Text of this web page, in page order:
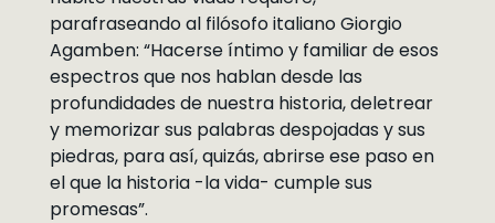
parafraseando al filósofo italiano Giorgio
Agamben: “Hacerse íntimo y familiar de esos
espectros que nos hablan desde las
profundidades de nuestra historia, deletrear
y memorizar sus palabras despojadas y sus
piedras, para así, quizás, abrirse ese paso en
el que la historia -la vida- cumple sus
promesas”.